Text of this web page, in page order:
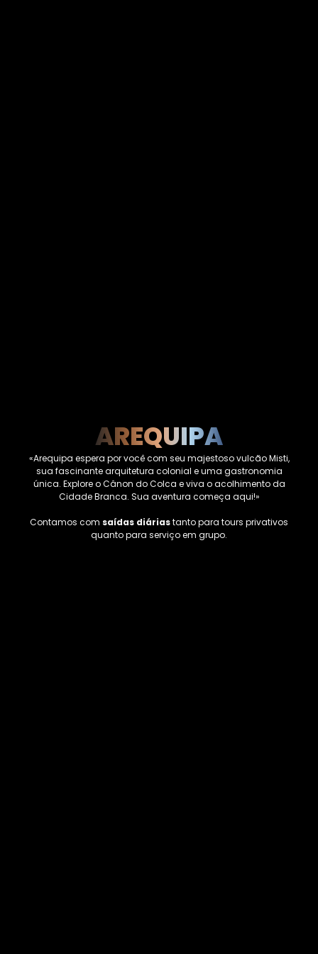
AREQUIPA
«Arequipa espera por você com seu majestoso vulcão Misti,
sua fascinante arquitetura colonial e uma gastronomia
única. Explore o Cânon do Colca e viva o acolhimento da
Cidade Branca. Sua aventura começa aqui!»
Contamos com saídas diáriastanto para tours privativos
quanto para serviço em grupo.